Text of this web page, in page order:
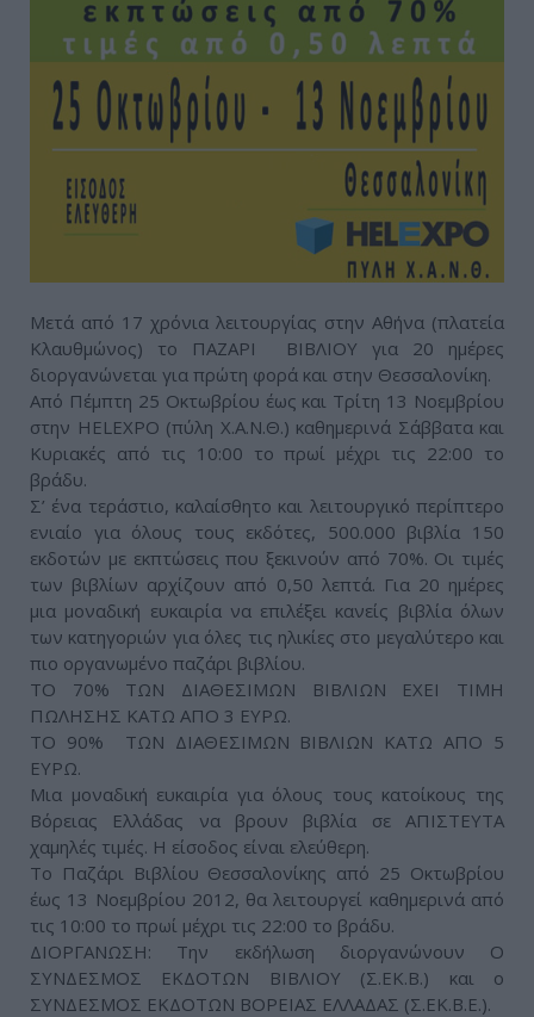
Μετά από 17 χρόνια λειτουργίας στην Αθήνα (πλατεία
Κλαυθμώνος) το ΠΑΖΑΡΙ ΒΙΒΛΙΟΥ για 20 ημέρες
διοργανώνεται για πρώτη φορά και στην Θεσσαλονίκη.
Από Πέμπτη 25 Οκτωβρίου έως και Τρίτη 13 Νοεμβρίου
στην ΗΕLEXPO (πύλη Χ.Α.Ν.Θ.) καθημερινά Σάββατα και
Κυριακές από τις 10:00 το πρωί μέχρι τις 22:00 το
βράδυ.
Σ’ ένα τεράστιο, καλαίσθητο και λειτουργικό περίπτερο
ενιαίο για όλους τους εκδότες, 500.000 βιβλία 150
εκδοτών με εκπτώσεις που ξεκινούν από 70%. Οι τιμές
των βιβλίων αρχίζουν από 0,50 λεπτά. Για 20 ημέρες
μια μοναδική ευκαιρία να επιλέξει κανείς βιβλία όλων
των κατηγοριών για όλες τις ηλικίες στο μεγαλύτερο και
πιο οργανωμένο παζάρι βιβλίου.
ΤΟ 70% ΤΩΝ ΔΙΑΘΕΣΙΜΩΝ ΒΙΒΛΙΩΝ ΕΧΕΙ ΤΙΜΗ
ΠΩΛΗΣΗΣ ΚΑΤΩ ΑΠΟ 3 ΕΥΡΩ.
ΤΟ 90% ΤΩΝ ΔΙΑΘΕΣΙΜΩΝ ΒΙΒΛΙΩΝ ΚΑΤΩ ΑΠΟ 5
ΕΥΡΩ.
Μια μοναδική ευκαιρία για όλους τους κατοίκους της
Βόρειας Ελλάδας να βρουν βιβλία σε ΑΠΙΣΤΕΥΤΑ
χαμηλές τιμές. Η είσοδος είναι ελεύθερη.
Το Παζάρι Βιβλίου Θεσσαλονίκης από 25 Οκτωβρίου
έως 13 Νοεμβρίου 2012, θα λειτουργεί καθημερινά από
τις 10:00 το πρωί μέχρι τις 22:00 το βράδυ.
ΔΙΟΡΓΑΝΩΣΗ: Την εκδήλωση διοργανώνουν Ο
ΣΥΝΔΕΣΜΟΣ ΕΚΔΟΤΩΝ ΒΙΒΛΙΟΥ (Σ.ΕΚ.Β.) και ο
ΣΥΝΔΕΣΜΟΣ ΕΚΔΟΤΩΝ ΒΟΡΕΙΑΣ ΕΛΛΑΔΑΣ (Σ.ΕΚ.Β.Ε.).